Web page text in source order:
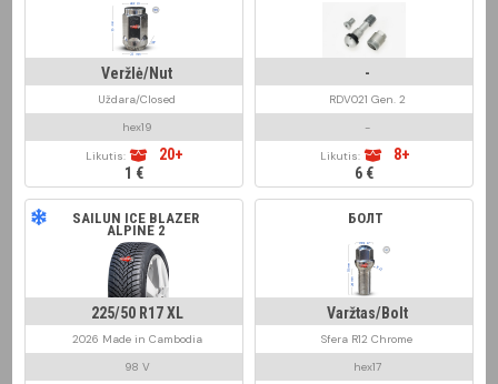
Veržlė/Nut
Uždara/Closed
hex19
Likutis:
20+
1 €
-
RDV021 Gen. 2
-
Likutis:
8+
6 €
SAILUN ICE BLAZER
ALPINE 2
225/50 R17 XL
2026 Made in Cambodia
98 V
БОЛТ
Varžtas/Bolt
Sfera R12 Chrome
hex17